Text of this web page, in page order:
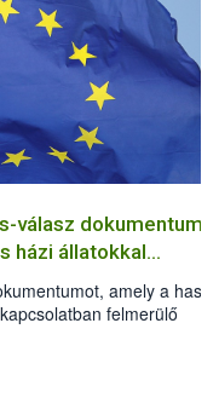
válasz dokumentuma
házi állatokkal
amely a
felmerülő
tartalmazza.